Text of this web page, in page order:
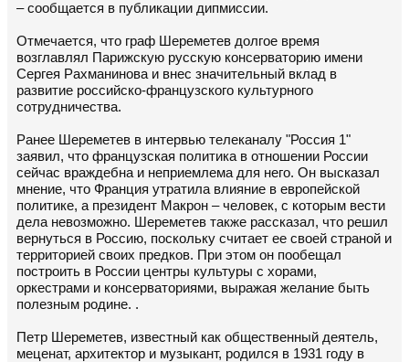
– сообщается в публикации дипмиссии.
Отмечается, что граф Шереметев долгое время
возглавлял Парижскую русскую консерваторию имени
Сергея Рахманинова и внес значительный вклад в
развитие российско-французского культурного
сотрудничества.
Ранее Шереметев в интервью телеканалу "Россия 1"
заявил, что французская политика в отношении России
сейчас враждебна и неприемлема для него. Он высказал
мнение, что Франция утратила влияние в европейской
политике, а президент Макрон – человек, с которым вести
дела невозможно. Шереметев также рассказал, что решил
вернуться в Россию, поскольку считает ее своей страной и
территорией своих предков. При этом он пообещал
построить в России центры культуры с хорами,
оркестрами и консерваториями, выражая желание быть
полезным родине. .
Петр Шереметев, известный как общественный деятель,
меценат, архитектор и музыкант, родился в 1931 году в